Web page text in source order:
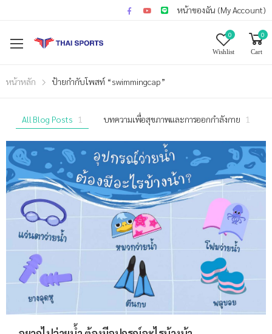
หน้าของฉัน (My Account)
0
Wishlist
0
Cart
หน้าหลัก ป้ายกำกับโพสท์ “swimmingcap”
All Blog Posts 1 บทความเพื่อสุขภาพและการออกกำลังกาย 1